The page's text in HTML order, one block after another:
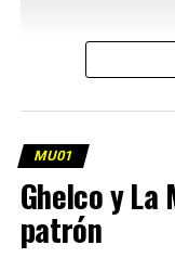
MU01
Ghelco y
patrón